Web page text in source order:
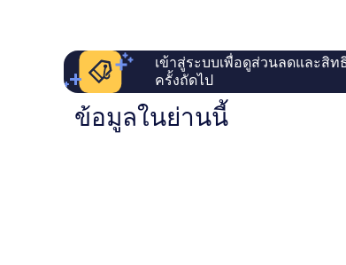
เข้าสู่ระบบเพื่อดูส่วนลดและสิท
ครั้งถัดไป
ข้อมูลในย่านนี้